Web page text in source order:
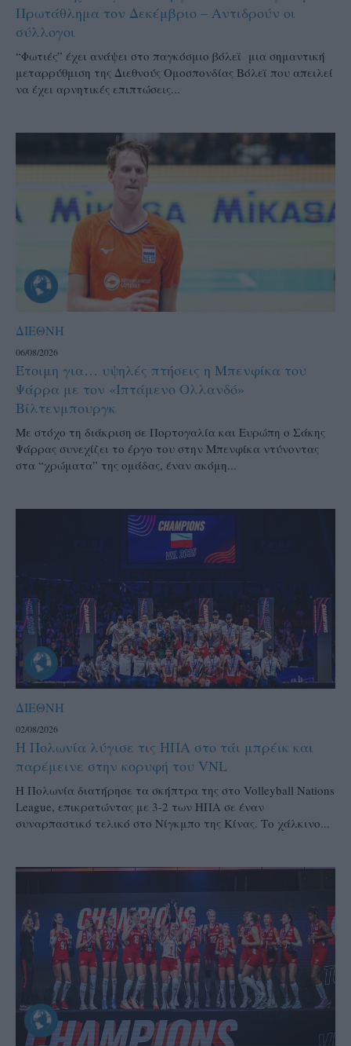
Πρωτάθλημα τον Δεκέμβριο – Αντιδρούν οι
σύλλογοι
“Φωτιές” έχει ανάψει στο παγκόσμιο βόλεϊ μια σημαντική
μεταρρύθμιση της Διεθνούς Ομοσπονδίας Βόλεϊ που απειλεί
να έχει αρνητικές επιπτώσεις...
ΔΙΕΘΝΗ
06/08/2026
Έτοιμη για… υψηλές πτήσεις η Μπενφίκα του
Ψάρρα με τον «Ιπτάμενο Ολλανδό»
Βίλτενμπουργκ
Mε στόχο τη διάκριση σε Πορτογαλία και Ευρώπη ο Σάκης
Ψάρρας συνεχίζει το έργο του στην Μπενφίκα ντύνοντας
στα “χρώματα” της ομάδας, έναν ακόμη...
ΔΙΕΘΝΗ
02/08/2026
Η Πολωνία λύγισε τις ΗΠΑ στο τάι μπρέικ και
παρέμεινε στην κορυφή του VNL
Η Πολωνία διατήρησε τα σκήπτρα της στο Volleyball Nations
League, επικρατώντας με 3-2 των ΗΠΑ σε έναν
συναρπαστικό τελικό στο Νίγκμπο της Κίνας. Το χάλκινο...